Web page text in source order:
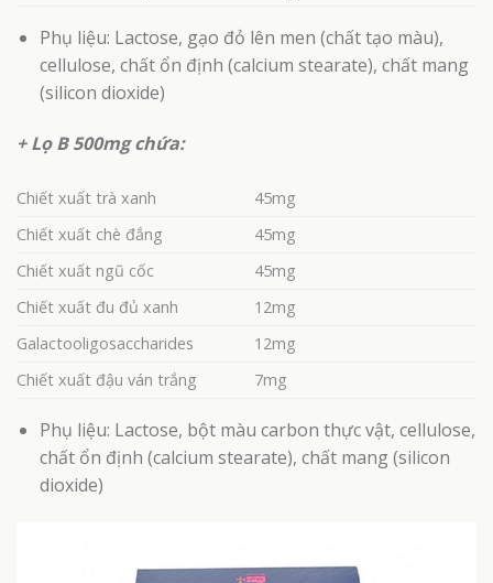
Phụ liệu: Lactose, gạo đỏ lên men (chất tạo màu),
cellulose, chất ổn định (calcium stearate), chất mang
(silicon dioxide)
+ Lọ B 500mg chứa:
Chiết xuất trà xanh
45mg
Chiết xuất chè đắng
45mg
Chiết xuất ngũ cốc
45mg
Chiết xuất đu đủ xanh
12mg
Galactooligosaccharides
12mg
Chiết xuất đậu ván trắng
7mg
Phụ liệu: Lactose, bột màu carbon thực vật, cellulose,
chất ổn định (calcium stearate), chất mang (silicon
dioxide)